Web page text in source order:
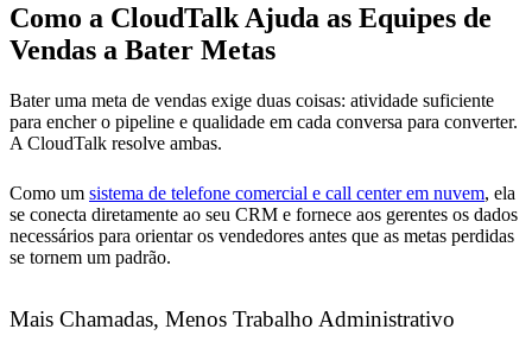
Como a CloudTalk Ajuda as Equipes de
Vendas a Bater Metas
Bater uma meta de vendas exige duas coisas: atividade suficiente
para encher o pipeline e qualidade em cada conversa para converter.
A CloudTalk resolve ambas.
Como um sistema de telefone comercial e call center em nuvem, ela
se conecta diretamente ao seu CRM e fornece aos gerentes os dados
necessários para orientar os vendedores antes que as metas perdidas
se tornem um padrão.
Mais Chamadas, Menos Trabalho Administrativo